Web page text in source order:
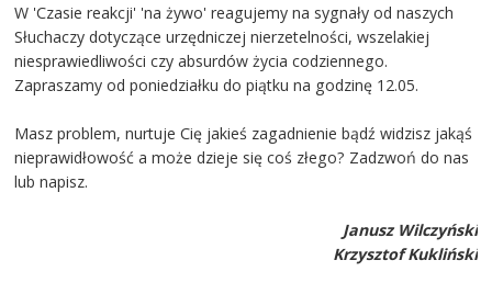
W 'Czasie reakcji' 'na żywo' reagujemy na sygnały od naszych
Słuchaczy dotyczące urzędniczej nierzetelności, wszelakiej
niesprawiedliwości czy absurdów życia codziennego.
Zapraszamy od poniedziałku do piątku na godzinę 12.05.
Masz problem, nurtuje Cię jakieś zagadnienie bądź widzisz jakąś
nieprawidłowość a może dzieje się coś złego? Zadzwoń do nas
lub napisz.
Janusz Wilczyński
Krzysztof Kukliński